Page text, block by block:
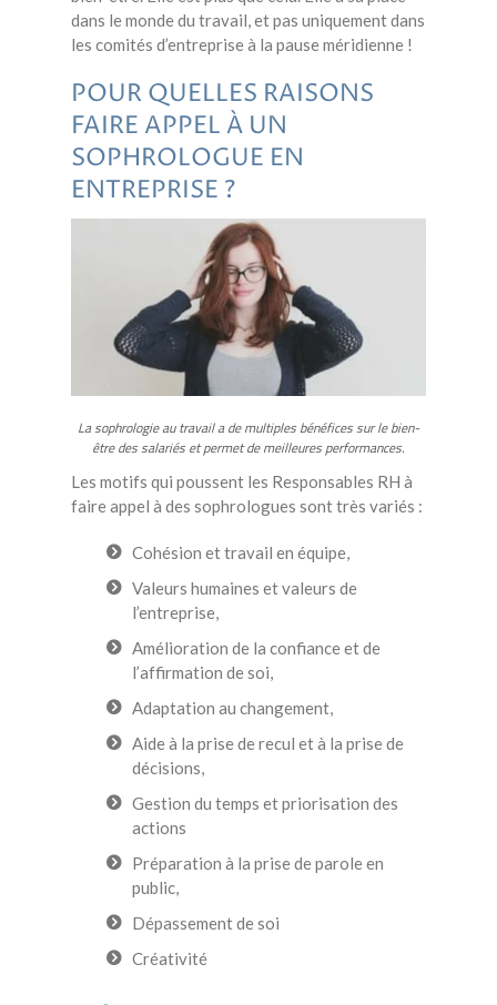
dans le monde du travail, et pas uniquement dans
les comités d’entreprise à la pause méridienne !
POUR QUELLES RAISONS
FAIRE APPEL À UN
SOPHROLOGUE EN
ENTREPRISE ?
La sophrologie au travail a de multiples bénéfices sur le bien-
être des salariés et permet de meilleures performances.
Les motifs qui poussent les Responsables RH à
faire appel à des sophrologues sont très variés :
Cohésion et travail en équipe,
Valeurs humaines et valeurs de
l’entreprise,
Amélioration de la confiance et de
l’affirmation de soi,
Adaptation au changement,
Aide à la prise de recul et à la prise de
décisions,
Gestion du temps et priorisation des
actions
Préparation à la prise de parole en
public,
Dépassement de soi
Créativité